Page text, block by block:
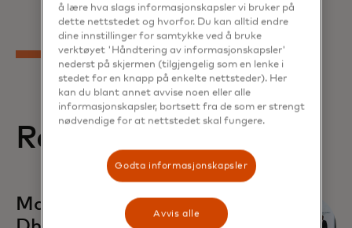
Related stories
Mastercard and Abu
opens in a new tab
å lære hva slags informasjonskapsler vi bruker på
dette nettstedet og hvorfor. Du kan alltid endre
dine innstillinger for samtykke ved å bruke
verktøyet 'Håndtering av informasjonskapsler'
nederst på skjermen (tilgjengelig som en lenke i
stedet for en knapp på enkelte nettsteder). Her
kan du blant annet avvise noen eller alle
informasjonskapsler, bortsett fra de som er strengt
nødvendige for at nettstedet skal fungere.
Godta informasjonskapsler
Avvis alle